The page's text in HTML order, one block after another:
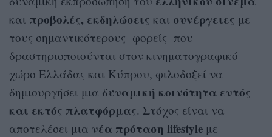
και προβολές, εκδηλώσεις και συνέργειες με
τους σημαντικότερους φορείς που
δραστηριοποιούνται στον κινηματογραφικό
χώρο Ελλάδας και Κύπρου, φιλοδοξεί να
δημιουργήσει μια δυναμική κοινότητα εντός
και εκτός πλατφόρμας. Στόχος είναι να
αποτελέσει μια νέα πρόταση lifestyle με